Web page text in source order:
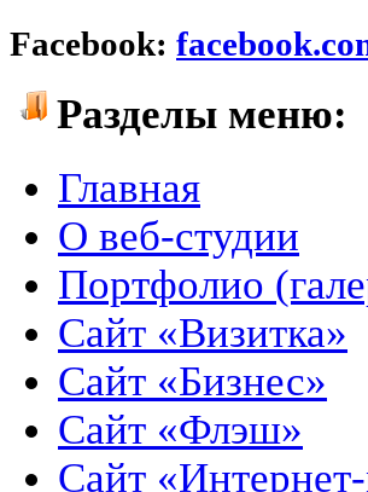
Facebook:
Разделы меню:
Главная
О веб-студии
Портфолио
Сайт «Визитка»
Сайт «Бизнес»
Сайт «Флэш»
Сайт